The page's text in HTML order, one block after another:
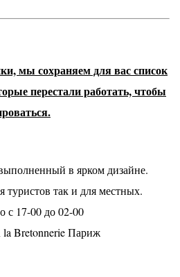
мы сохраняем для вас список
перестали работать, чтобы
в ярком дизайне.
туристов так и для местных.
с 17-00 до 02-00
la Bretonnerie Париж